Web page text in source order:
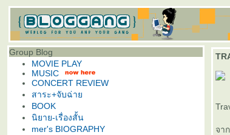
Group Blog
MOVIE PLAY
MUSIC
CONCERT REVIEW
สาระ+จับฉ่า
BOOK
นิยาย-เรื่องสั้น
mer's BIOGRAPHY
จา